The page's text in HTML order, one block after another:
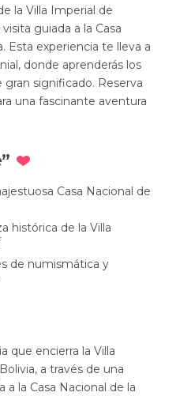
la Villa Imperial de
guiada a la Casa
Esta experiencia te lleva a
donde aprenderás los
significado. Reserva
una fascinante aventura
Casa Nacional de
histórica de la Villa
de numismática y
que encierra la Villa
a través de una
a la Casa Nacional de la